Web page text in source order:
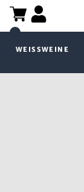
WEISSWEINE